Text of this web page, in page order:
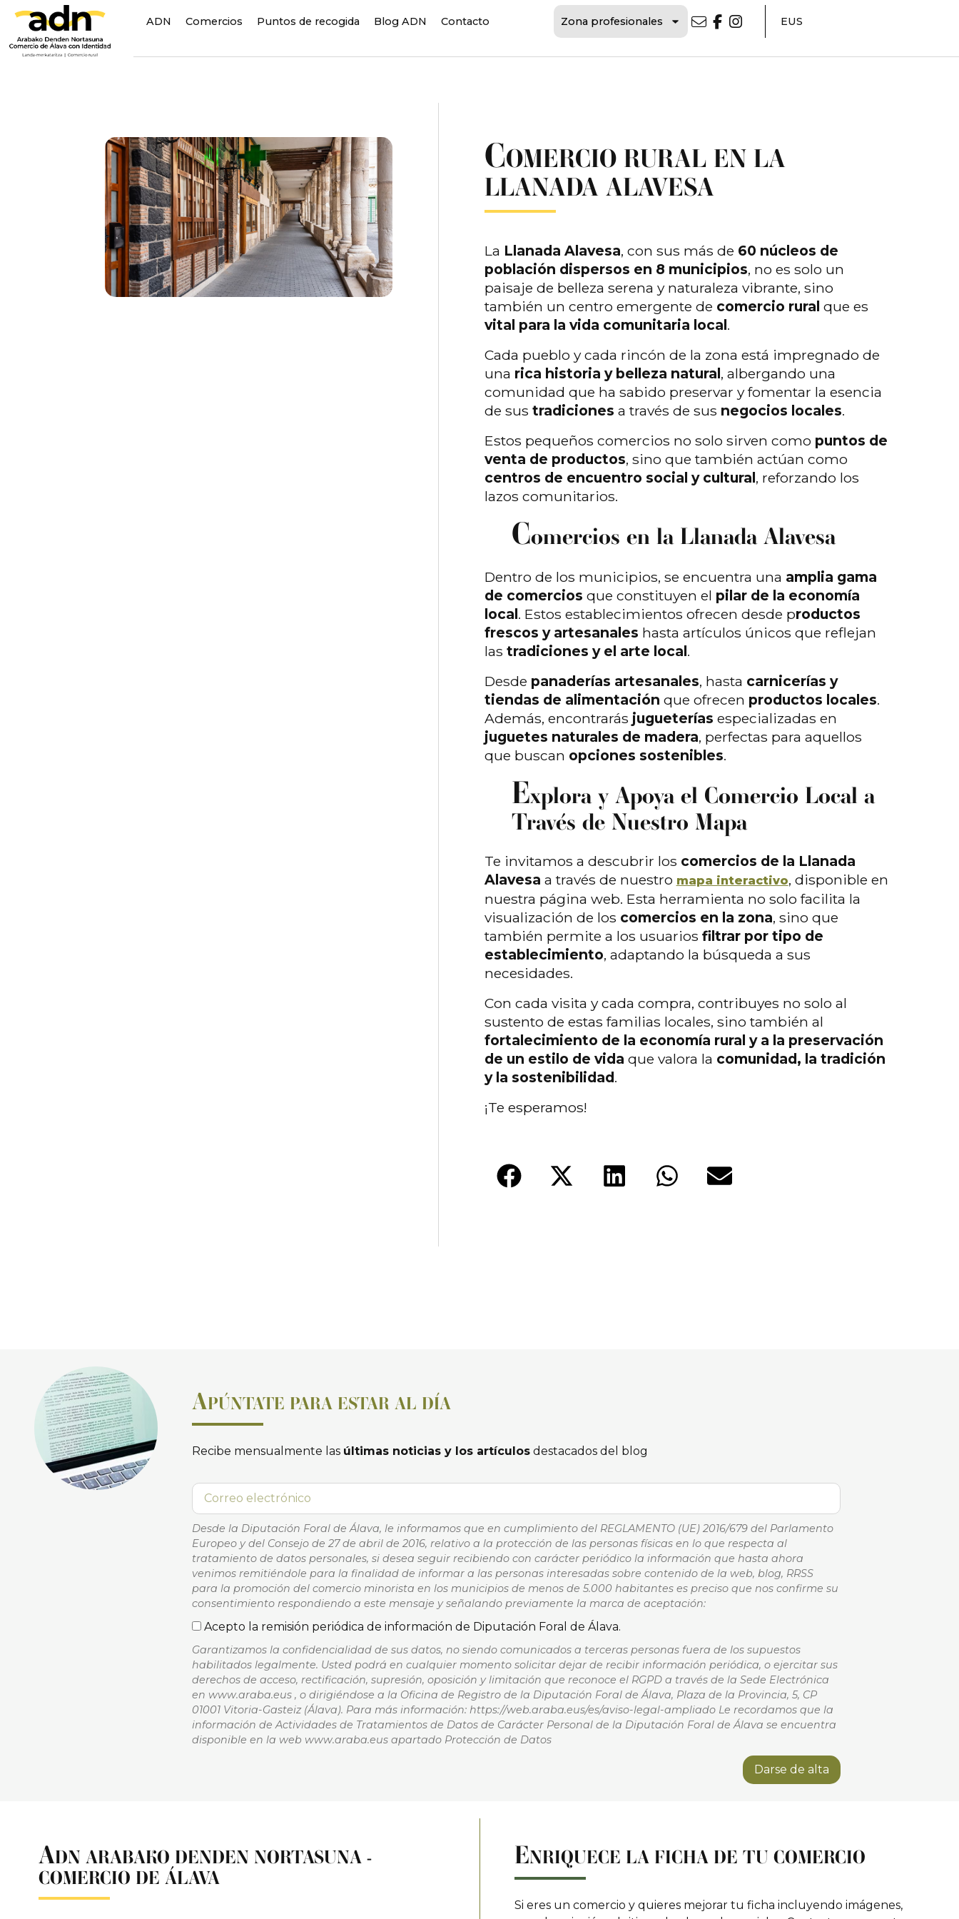
ADN Comercios Puntos de recogida Blog ADN Contacto Zona profesionales EUS
COMERCIO RURAL EN LA
LLANADA ALAVESA
La Llanada Alavesa, con sus más de 60 núcleos de
población dispersos en 8 municipios, no es solo un
paisaje de belleza serena y naturaleza vibrante, sino
también un centro emergente de comercio rural que es
vital para la vida comunitaria local.
Cada pueblo y cada rincón de la zona está impregnado de
una rica historia y belleza natural, albergando una
comunidad que ha sabido preservar y fomentar la esencia
de sus tradiciones a través de sus negocios locales.
Estos pequeños comercios no solo sirven como puntos de
venta de productos, sino que también actúan como
centros de encuentro social y cultural, reforzando los
lazos comunitarios.
Comercios en la Llanada Alavesa
Dentro de los municipios, se encuentra una amplia gama
de comercios que constituyen el pilar de la economía
local. Estos establecimientos ofrecen desde productos
frescos y artesanales hasta artículos únicos que reflejan
las tradiciones y el arte local.
Desde panaderías artesanales, hasta carnicerías y
tiendas de alimentación que ofrecen productos locales.
Además, encontrarás jugueterías especializadas en
juguetes naturales de madera, perfectas para aquellos
que buscan opciones sostenibles.
Explora y Apoya el Comercio Local a
Través de Nuestro Mapa
Te invitamos a descubrir los comercios de la Llanada
Alavesa a través de nuestro mapa interactivo, disponible en
nuestra página web. Esta herramienta no solo facilita la
visualización de los comercios en la zona, sino que
también permite a los usuarios filtrar por tipo de
establecimiento, adaptando la búsqueda a sus
necesidades.
Con cada visita y cada compra, contribuyes no solo al
sustento de estas familias locales, sino también al
fortalecimiento de la economía rural y a la preservación
de un estilo de vida que valora la comunidad, la tradición
y la sostenibilidad.
¡Te esperamos!
APÚNTATE PARA ESTAR AL DÍA
Recibe mensualmente las últimas noticias y los artículosdestacados del blog
Desde la Diputación Foral de Álava, le informamos que en cumplimiento del REGLAMENTO (UE) 2016/679 del Parlamento
Europeo y del Consejo de 27 de abril de 2016, relativo a la protección de las personas físicas en lo que respecta al
tratamiento de datos personales, si desea seguir recibiendo con carácter periódico la información que hasta ahora
venimos remitiéndole para la finalidad de informar a las personas interesadas sobre contenido de la web, blog, RRSS
para la promoción del comercio minorista en los municipios de menos de 5.000 habitantes es preciso que nos confirme su
consentimiento respondiendo a este mensaje y señalando previamente la marca de aceptación:
Acepto la remisión periódica de información de Diputación Foral de Álava.
Garantizamos la confidencialidad de sus datos, no siendo comunicados a terceras personas fuera de los supuestos
habilitados legalmente. Usted podrá en cualquier momento solicitar dejar de recibir información periódica, o ejercitar sus
derechos de acceso, rectificación, supresión, oposición y limitación que reconoce el RGPD a través de la Sede Electrónica
en www.araba.eus , o dirigiéndose a la Oficina de Registro de la Diputación Foral de Álava, Plaza de la Provincia, 5, CP
01001 Vitoria-Gasteiz (Álava). Para más información: https://web.araba.eus/es/aviso-legal-ampliado Le recordamos que la
información de Actividades de Tratamientos de Datos de Carácter Personal de la Diputación Foral de Álava se encuentra
disponible en la web www.araba.eus apartado Protección de Datos
Darse de alta
ADN ARABAKO DENDEN NORTASUNA -
COMERCIO DE ÁLAVA
ENRIQUECE LA FICHA DE TU COMERCIO
Si eres un comercio y quieres mejorar tu ficha incluyendo imágenes,